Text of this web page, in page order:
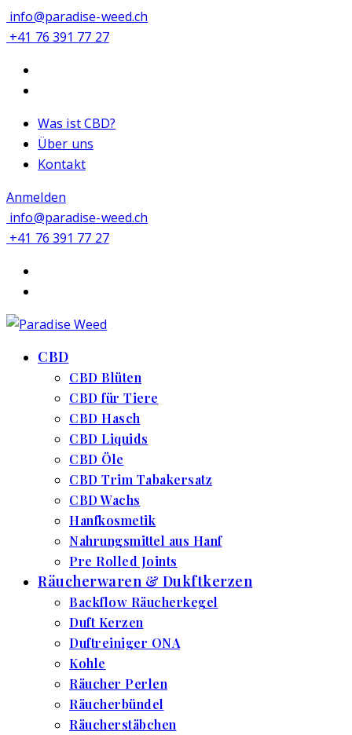
info@paradise-weed.ch
+41 76 391 77 27
Was ist CBD?
Über uns
Kontakt
Anmelden
info@paradise-weed.ch
+41 76 391 77 27
CBD
CBD Blüten
CBD für Tiere
CBD Hasch
CBD Liquids
CBD Öle
CBD Trim Tabakersatz
CBD Wachs
Hanfkosmetik
Nahrungsmittel aus Hanf
Pre Rolled Joints
Räucherwaren & Dukftkerzen
Backflow Räucherkegel
Duft Kerzen
Duftreiniger ONA
Kohle
Räucher Perlen
Räucherbündel
Räucherstäbchen